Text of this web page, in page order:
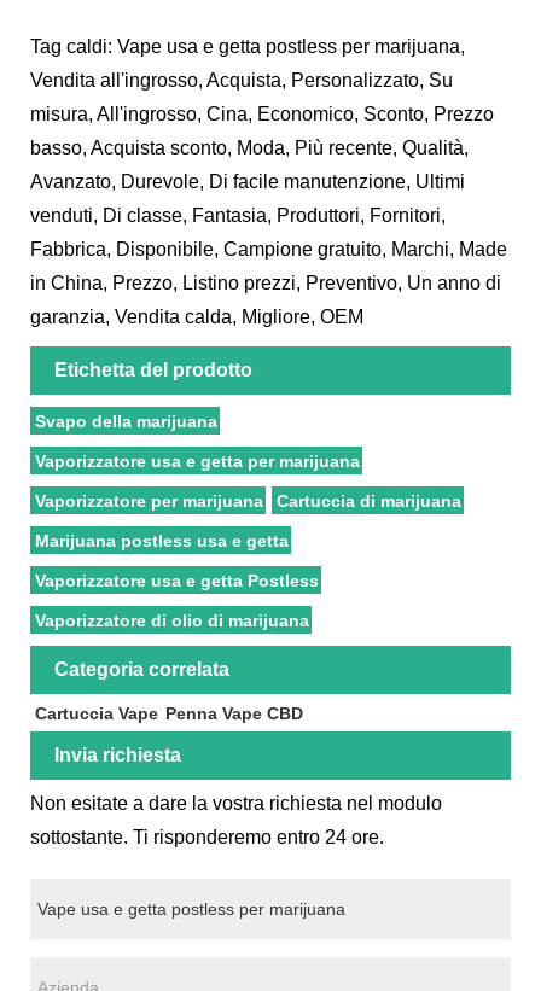
Tag caldi: Vape usa e getta postless per marijuana,
Vendita all'ingrosso, Acquista, Personalizzato, Su
misura, All'ingrosso, Cina, Economico, Sconto, Prezzo
basso, Acquista sconto, Moda, Più recente, Qualità,
Avanzato, Durevole, Di facile manutenzione, Ultimi
venduti, Di classe, Fantasia, Produttori, Fornitori,
Fabbrica, Disponibile, Campione gratuito, Marchi, Made
in China, Prezzo, Listino prezzi, Preventivo, Un anno di
garanzia, Vendita calda, Migliore, OEM
Etichetta del prodotto
Svapo della marijuana
Vaporizzatore usa e getta per marijuana
Vaporizzatore per marijuana Cartuccia di marijuana
Marijuana postless usa e getta
Vaporizzatore usa e getta Postless
Vaporizzatore di olio di marijuana
Categoria correlata
Cartuccia Vape Penna Vape CBD
Invia richiesta
Non esitate a dare la vostra richiesta nel modulo
sottostante. Ti risponderemo entro 24 ore.